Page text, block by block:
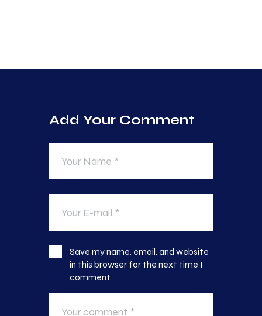
Add Your Comment
Save my name, email, and website
in this browser for the next time I
comment.